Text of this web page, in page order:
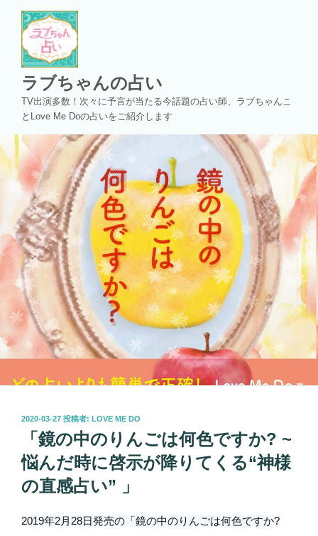
ッ
プ
ラブちゃんの占い
TV出演多数！次々に予言が当たる今話題の占い師、ラブちゃんこ
とLove Me Doの占いをご紹介します
投
2020-03-27 投稿者: LOVE ME DO
「鏡の中のりんごは何色ですか? ~
悩んだ時に啓示が降りてくる“神様
の直感占い” 」
2019年2月28日発売の「鏡の中のりんごは何色ですか?